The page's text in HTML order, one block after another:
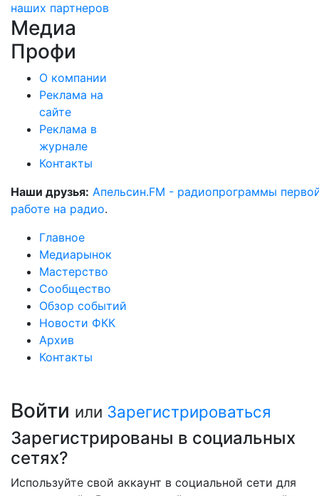
наших партнеров
Медиа
Профи
О компании
Реклама на
сайте
Реклама в
журнале
Контакты
Наши друзья: Апельсин.FM - радиопрограммы
работе на радио.
Главное
Медиарынок
Мастерство
Сообщество
Обзор событий
Новости ФКК
Архив
Контакты
Войти или Зарегистрироваться
Зарегистрированы в социальных
сетях?
Используйте свой аккаунт в социальной сети для